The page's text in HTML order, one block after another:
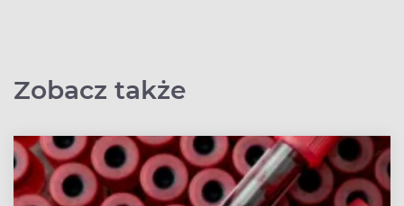
Zobacz także